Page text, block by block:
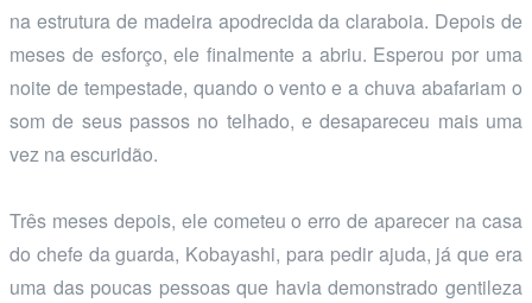
na estrutura de madeira apodrecida da claraboia. Depois de
meses de esforço, ele finalmente a abriu. Esperou por uma
noite de tempestade, quando o vento e a chuva abafariam o
som de seus passos no telhado, e desapareceu mais uma
vez na escuridão.
Três meses depois, ele cometeu o erro de aparecer na casa
do chefe da guarda, Kobayashi, para pedir ajuda, já que era
uma das poucas pessoas que havia demonstrado gentileza